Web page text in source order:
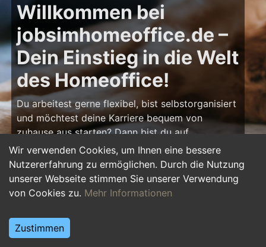
Wir verwenden Cookies, um Ihnen eine bessere
Nutzererfahrung zu ermöglichen. Durch die Nutzung
unserer Webseite stimmen Sie unserer Verwendung
von Cookies zu. Mehr Informationen
Zustimmen
Willkommen bei
jobsimhomeoffice.de –
Dein Einstieg in die Welt
des Homeoffice!
Du arbeitest gerne flexibel, bist selbstorganisiert
und möchtest deine Karriere bequem von
zuhause aus starten? Dann bist du auf
jobsimhomeoffice.de genau richtig! Hier findest
du zahlreiche Ausbildungsplätze, Praktika und
Jobs, die komplett oder teilweise im Homeoffice
erledigt werden können – von IT über Marketing
Starte deine Karriere im Homeoffice und gestalte
deinen Arbeitsalltag nach deinen Vorstellungen!